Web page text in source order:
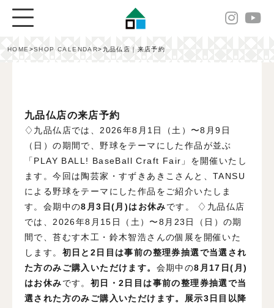
HOME>SHOP CALENDAR>九品仏店｜来店予約
九品仏店の来店予約
♢九品仏店では、2026年8月1日（土）〜8月9日
（日）の期間で、野球をテーマにした作品が並ぶ
「PLAY BALL! BaseBall Craft Fair」を開催いたし
ます。今回は陶芸家・すずきあきこさんと、TANSU
による野球をテーマにした作品をご紹介いたしま
す。会期中の8月3日(月)はお休みです。
♢九品仏店
では、2026年8月15日（土）〜8月23日（日）の期
間で、苔むす木工・鈴木智浩さんの個展を開催いた
します。 初日と2日目は事前の整理券抽選で当選され
た方のみご購入いただけます。 会期中の8月17日(月)
はお休みです。 初日・2日目は事前の整理券抽選で当
選された方のみご購入いただけます。展示3日目以降